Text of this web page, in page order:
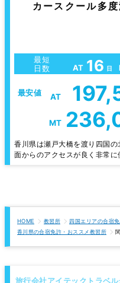
カースクール多度
最短
日数
AT 16 日
最安値 AT
MT
香川県は瀬戸大橋を渡り四国
面からのアクセスが良く非常に
HOME 教習所
四国エリアの合宿
香川県の合宿免許・おススメ教習所
旅行会社アイテックトラベ